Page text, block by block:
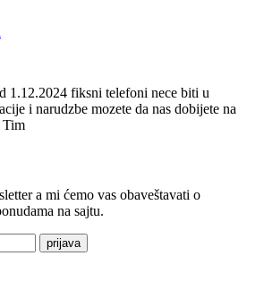
1.12.2024 fiksni telefoni nece biti u
i narudzbe mozete da nas dobijete na
Tim
a mi ćemo vas obaveštavati o
na sajtu.
prijava